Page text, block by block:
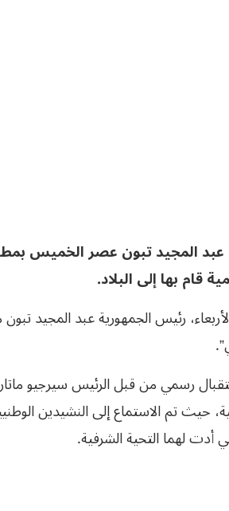
المجيد تبون عصر الخميس
قام بها إلى البلاد.
رئيس الجمهورية عبد المجيد
رسمي من قبل الرئيس سيرجيو
حيث تم الاستماع إلى النشيدين
أدت لهما التحية الشرفية.